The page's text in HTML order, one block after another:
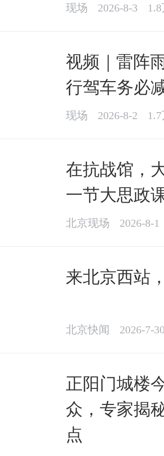
现场 2026-8-3
视频｜雷阵
行驾车务必
现场 2026-8-2
在抗战馆，
一节大思政
北京现场 2026-8-1
来北京西站
北京快闻 2026-7-30
正阳门城楼
众，专家揭
点